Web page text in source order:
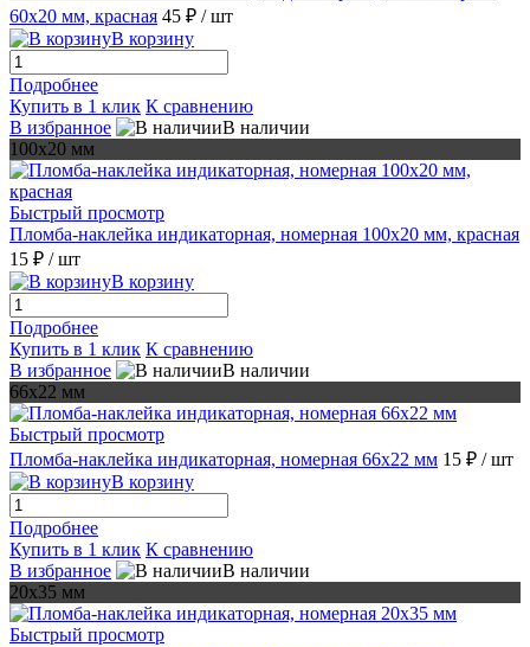
60х20 мм, красная 45 ₽ / шт
В корзину
Подробнее
Купить в 1 клик К сравнению
В избранное
В наличии
100х20 мм
Быстрый просмотр
Пломба-наклейка индикаторная, номерная 100х20 мм, красная
15 ₽ / шт
В корзину
Подробнее
Купить в 1 клик К сравнению
В избранное
В наличии
66х22 мм
Быстрый просмотр
Пломба-наклейка индикаторная, номерная 66х22 мм 15 ₽ / шт
В корзину
Подробнее
Купить в 1 клик К сравнению
В избранное
В наличии
20х35 мм
Быстрый просмотр